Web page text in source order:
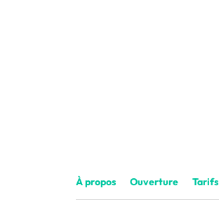
À propos Ouverture Tarifs